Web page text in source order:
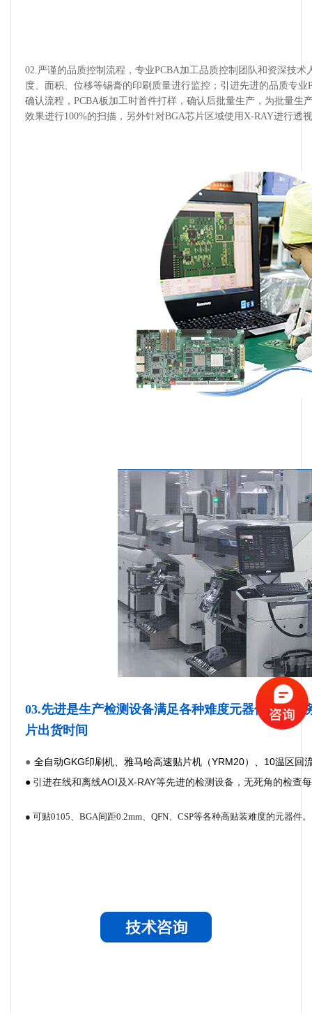
02.严谨的品质控制流程，专业PCBA加工品质控制团队和资深技
度、面积、位移等锡膏的印刷质量进行监控；引进先进的品质专
确认流程，PCBA板加工时首件打样，确认后批量生产，为批量
效果进行100%的扫描，另外针对BGA芯片区域使用X-RAY进行透
03.先进是生产检测设备满足各种难度元器件贴装
片出货时间
● 全自动GKG印刷机、雅马哈高速贴片机（YRM20）、10温区回
● 引进在线和离线AOI及X-RAY等先进的检测设备，无死角的检查
● 可贴0105、BGA间距0.2mm、QFN、CSP等各种高贴装难度的元器件。